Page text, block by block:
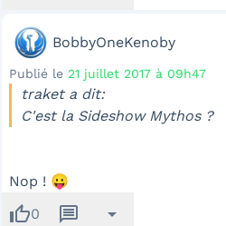
BobbyOneKenoby
Publié le 21 juillet 2017 à 09h47
traket a dit:
C'est la Sideshow Mythos ?
Nop ! 😛
thumb_up0 message arrow_drop_down